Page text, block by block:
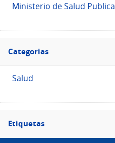
Ministerio de Salud Publica
Filtro
Categorias
Categorias
Salud
Filtro
Etiquetas
Etiquetas